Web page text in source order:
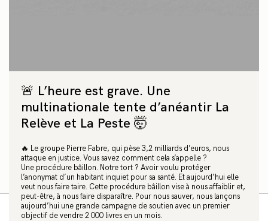
laquelle ils mangent. Tout le monde est un peu
cassé, traumatisé par la violence des manœuvres »
Facebook
X WhatsApp
Email
Texte: Laurie Debove
Photographie: Capture d'écran vidéo reportage Aldar.ma
29 février 2024
🚨 L’heure est grave. Une
multinationale tente d’anéantir La
Relève et La Peste 🤯
🔥 Le groupe Pierre Fabre, qui pèse 3,2 milliards d’euros, nous
attaque en justice. Vous savez comment cela s’appelle ?
Une procédure bâillon. Notre tort ? Avoir voulu protéger
l’anonymat d’un habitant inquiet pour sa santé. Et aujourd’hui elle
veut nous faire taire. Cette procédure bâillon vise à nous affaiblir et,
peut-être, à nous faire disparaître. Pour nous sauver, nous lançons
aujourd’hui une grande campagne de soutien avec un premier
objectif de vendre 2 000 livres en un mois.